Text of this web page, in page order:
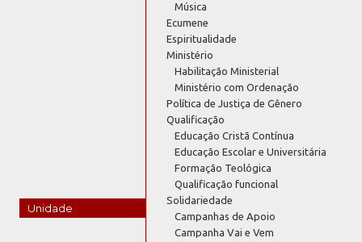
Unidade
Música
Ecumene
Espiritualidade
Ministério
Habilitação Ministerial
Ministério com Ordenação
Política de Justiça de Gênero
Qualificação
Educação Cristã Contínua
Educação Escolar e Universitária
Formação Teológica
Qualificação funcional
Solidariedade
Campanhas de Apoio
Campanha Vai e Vem